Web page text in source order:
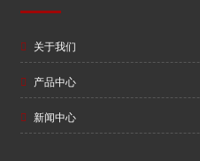
关于我们
产品中心
新闻中心